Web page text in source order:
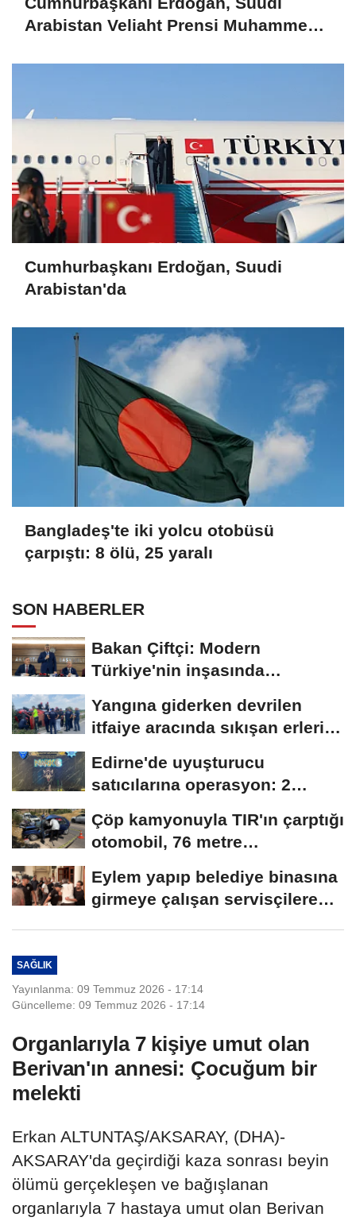
Arabistan Veliaht Prensi Muhammed
Cumhurbaşkanı Erdoğan, Suudi
Arabistan'da
Bangladeş'te iki yolcu otobüsü
çarpıştı: 8 ölü, 25 yaralı
SON HABERLER
Bakan Çiftçi: Modern
Türkiye'nin inşasında
Yangına giderken devrilen
itfaiye aracında sıkışan erleri,
Edirne'de uyuşturucu
satıcılarına operasyon: 2
Çöp kamyonuyla TIR'ın çarptığı
otomobil, 76 metre
Eylem yapıp belediye binasına
girmeye çalışan servisçilere
SAĞLIK
Yayınlanma: 09 Temmuz 2026 - 17:14
Güncelleme: 09 Temmuz 2026 - 17:14
Organlarıyla 7 kişiye umut olan
Berivan'ın annesi: Çocuğum bir
melekti
Erkan ALTUNTAŞ/AKSARAY, (DHA)-
AKSARAY'da geçirdiği kaza sonrası beyin
ölümü gerçekleşen ve bağışlanan
organlarıyla 7 hastaya umut olan Berivan